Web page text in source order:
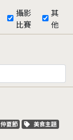
攝影
比賽
其
他
關鍵字標籤
仲夏節 關鍵字標籤
美食主題